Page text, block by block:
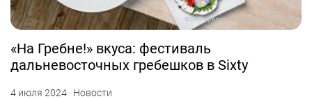
Фото предоставлено заведением
«На Гребне!» вкуса: фестиваль
дальневосточных гребешков в Sixty
4 июля 2024 · Новости